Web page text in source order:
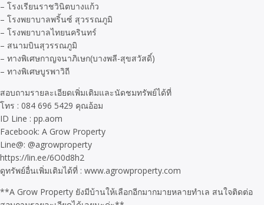
– โรงเรียนราชวินิตบางแก้ว
– โรงพยาบาลพริ้นซ์ สุวรรณภูมิ
– โรงพยาบาลไทยนครินทร์
– สนามบินสุวรรณภูมิ
– ทางพิเศษกาญจนาภิเษก(บางพลี-สุขสวัสดิ์)
– ทางพิเศษบูรพาวิถี
สอบถามรายละเอียดเพิ่มเติมและนัดชมทรัพย์ได้ที่
โทร : 084 696 5429 คุณอ้อม
ID Line : pp.aom
Facebook: A Grow Property
Line@: @agrowproperty
https://lin.ee/6O0d8h2
ดูทรัพย์อื่นเพิ่มเติมได้ที่ : www.agrowproperty.com
**A Grow Property ยังมีบ้านให้เลือกอีกมากมายหลายทำเล สนใจติดต่อ